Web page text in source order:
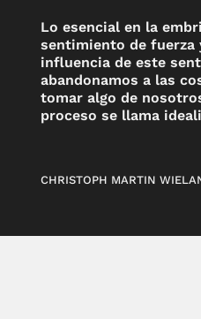
Lo esencial en la
sentimiento de fuerza
influencia de este
abandonamos a las
tomar algo de
proceso se llama
CHRISTOPH MARTIN